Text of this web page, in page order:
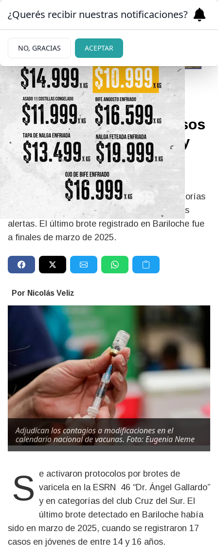
12/05/2026
Activan protocolo por casos
de varicela en una ESRN y
un club deportivo de
Bariloche
Casos confirmados en la ESRN 46 y en categorías
juveniles del club Cruz del Sur encendieron las
alertas. El último brote registrado en Bariloche fue
a finales de marzo de 2025.
Por Nicolás Veliz
Adjudican los contagios a modificaciones en el
calendario nacional de vacunas. Foto: Eugenia Neme
Se activaron protocolos por brotes de varicela en la ESRN 46 “Dr. Ángel Gallardo”
y en categorías del club Cruz del Sur. El
último brote detectado en Bariloche había
sido en marzo de 2025, cuando se registraron 17
casos en jóvenes de entre 14 y 16 años.
¿Querés recibir nuestras notificaciones?
NO, GRACIAS ACEPTAR